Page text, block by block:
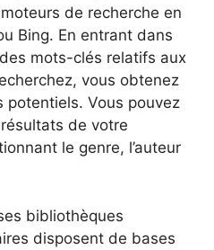
de recherche en
Bing. En entrant dans
mots-clés relatifs aux
vous obtenez
Vous pouvez
de votre
le genre, l’auteur
bibliothèques
disposent de bases